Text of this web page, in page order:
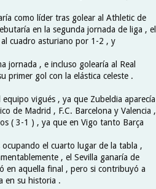
como líder tras golear al Athletic de
en la segunda jornada de liga , el
cuadro asturiano por 1-2 , y
jornada , e incluso golearía al Real
primer gol con la elástica celeste .
vigués , ya que Zubeldia aparecía
de Madrid , F.C. Barcelona y Valencia ,
( 3-1 ) , ya que en Vigo tanto Barça
el cuarto lugar de la tabla ,
, el Sevilla ganaría de
en aquella final , pero si contribuyó a
en su historia .